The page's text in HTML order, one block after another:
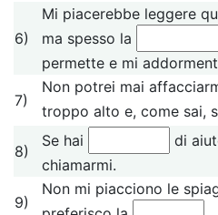
6)
Mi piacerebbe leggere
ma spesso la
permette e mi
7)
Non potrei mai
troppo alto e, come sai,
8)
Se hai
di
chiamarmi.
9)
Non mi piacciono le